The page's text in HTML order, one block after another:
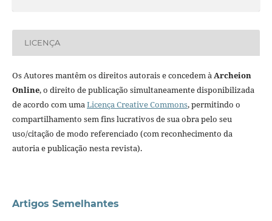
LICENÇA
Os Autores mantêm os direitos autorais e concedem àArcheion
Online, o direito de publicação simultaneamente disponibilizada
de acordo com umaLicença Creative Commons, permitindo o
compartilhamento sem fins lucrativos de sua obra pelo seu
uso/citação de modo referenciado (com reconhecimento da
autoria e publicação nesta revista).
Artigos Semelhantes